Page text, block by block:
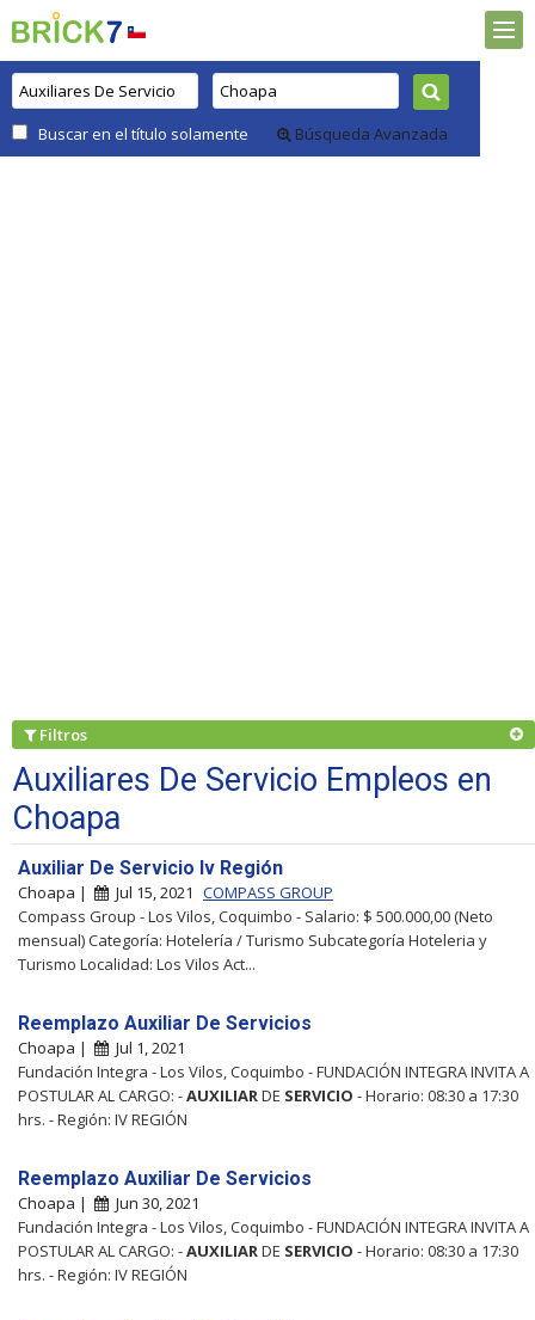
Buscar en el título solamente Búsqueda Avanzada
Filtros
Auxiliares De Servicio Empleos en
Choapa
Auxiliar De Servicio Iv Región
Choapa | Jul 15, 2021 COMPASS GROUP
Compass Group - Los Vilos, Coquimbo - Salario: $ 500.000,00 (Neto
mensual) Categoría: Hotelería / Turismo Subcategoría Hoteleria y
Turismo Localidad: Los Vilos Act...
Reemplazo Auxiliar De Servicios
Choapa |
Jul 1, 2021
Fundación Integra - Los Vilos, Coquimbo - FUNDACIÓN INTEGRA INVITA A
POSTULAR AL CARGO: -AUXILIAR DE SERVICIO - Horario: 08:30 a 17:30
hrs. - Región: IV REGIÓN
Reemplazo Auxiliar De Servicios
Choapa |
Jun 30, 2021
Fundación Integra - Los Vilos, Coquimbo - FUNDACIÓN INTEGRA INVITA A
POSTULAR AL CARGO: -AUXILIAR DE SERVICIO - Horario: 08:30 a 17:30
hrs. - Región: IV REGIÓN